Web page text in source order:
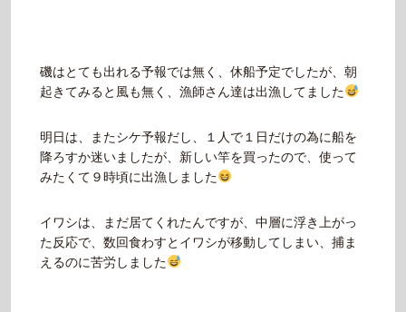
磯はとても出れる予報では無く、休船予定でしたが、朝
起きてみると風も無く、漁師さん達は出漁してました
明日は、またシケ予報だし、１人で１日だけの為に船を
降ろすか迷いましたが、新しい竿を買ったので、使って
みたくて９時頃に出漁しました
イワシは、まだ居てくれたんですが、中層に浮き上がっ
た反応で、数回食わすとイワシが移動してしまい、捕ま
えるのに苦労しました